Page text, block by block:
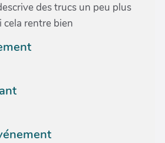
des trucs un peu plus
cela rentre bien